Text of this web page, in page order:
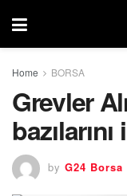
Home BORSA
Grevler
by G24